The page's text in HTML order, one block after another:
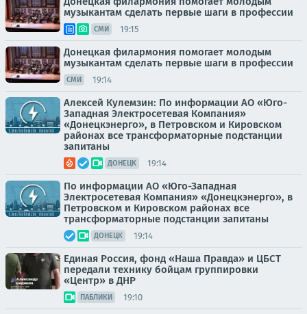
музыкантам сделать первые шаги в профессии
СМИ 19:15
Донецкая филармония помогает молодым
музыкантам сделать первые шаги в профессии
СМИ 19:14
Алексей Кулемзин: По информации АО «Юго-
Западная Электросетевая Компания»
«Донецкэнерго», в Петровском и Кировском
районах все трансформаторные подстанции
запитаны
ДОНЕЦК 19:14
По информации АО «Юго-Западная
Электросетевая Компания» «Донецкэнерго», в
Петровском и Кировском районах все
трансформаторные подстанции запитаны
ДОНЕЦК 19:14
Единая Россия, фонд «Наша Правда» и ЦБСТ
передали технику бойцам группировки
«Центр» в ДНР
ПАБЛИКИ 19:10